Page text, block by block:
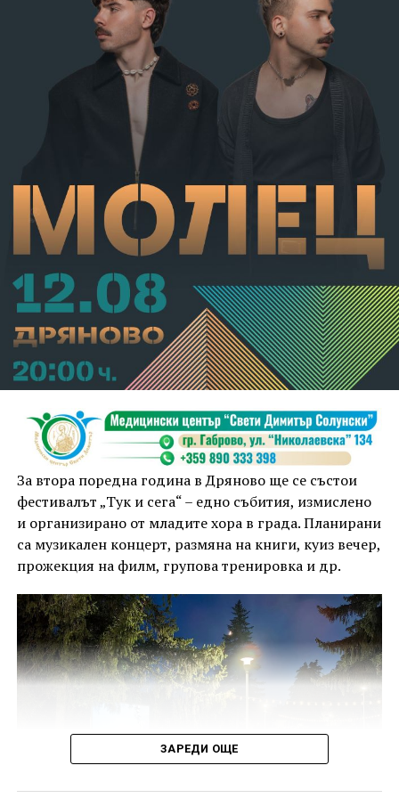
от НК – глоба в размер на 306,77 евро.
С постановление на Районна прокуратура-Габрово
В.А. е бил задържан за срок до 72 часа, а с
определение на Районен съд-Габрово спрямо него е
взета мярка за неотклонение „домашен арест“.
Съдебният акт е окончателен.
За втора поредна година в Дряново ще се състои
фестивалът „Тук и сега“ – едно събития, измислено
и организирано от младите хора в града. Планирани
са музикален концерт, размяна на книги, куиз вечер,
прожекция на филм, групова тренировка и др.
ЗАРЕДИ ОЩЕ